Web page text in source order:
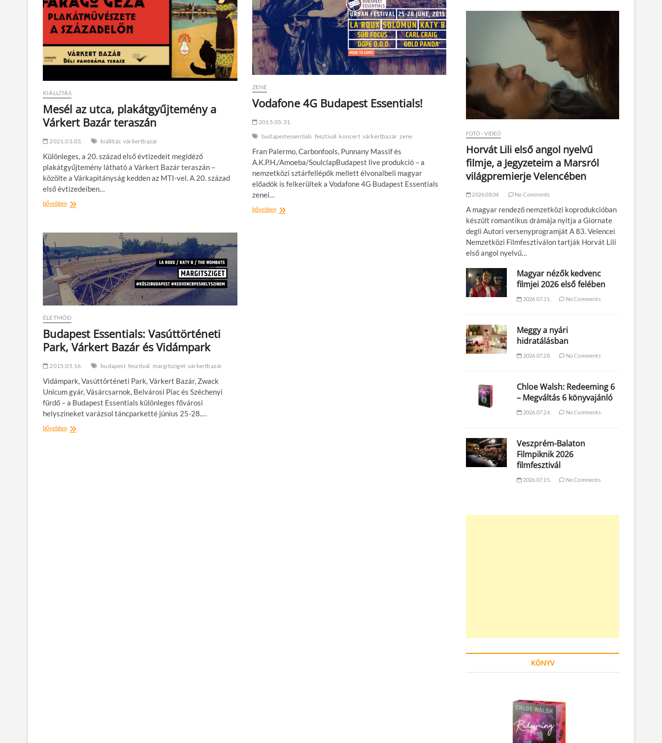
KIÁLLÍTÁS
Mesél az utca, plakátgyűjtemény a
Várkert Bazár teraszán
2021.03.03. kiállítás várkertbazár
Különleges, a 20. század első évtizedeit megidéző
plakátgyűjtemény látható a Várkert Bazár teraszán –
közölte a Várkapitányság kedden az MTI-vel. A 20. század
első évtizedeiben…
bővebbenMesél
Várkert
Bazár
teraszán
ZENE
Vodafone 4G Budapest Essentials!
2015.05.31.
budapestessentials fesztivál koncert várkertbazár zene
Fran Palermo, Carbonfools, Punnany Massif és
A.K.P.H./Amoeba/SoulclapBudapest live produkció – a
nemzetközi sztárfellépők mellett élvonalbeli magyar
előadók is felkerültek a Vodafone 4G Budapest Essentials
zenei…
bővebbenVodafone
ÉLETMÓD
Budapest Essentials: Vasúttörténeti
Park, Várkert Bazár és Vidámpark
2015.05.16. budapest fesztivál margitsziget várkertbazár
Vidámpark, Vasúttörténeti Park, Várkert Bazár, Zwack
Unicum gyár, Vásárcsarnok, Belvárosi Piac és Széchenyi
fürdő – a Budapest Essentials különleges fővárosi
helyszíneket varázsol táncparketté június 25-28.…
bővebbenBudapest
FOTÓ - VIDEÓ
Horvát Lili első angol nyelvű
filmje, a Jegyzeteim a Marsról
világpremierje Velencében
2026.08.04. No Comments
A magyar rendező nemzetközi koprodukcióban
készült romantikus drámája nyitja a Giornate
degli Autori versenyprogramját A 83. Velencei
Nemzetközi Filmfesztiválon tartják Horvát Lili
első angol nyelvű…
Magyar nézők kedvenc
filmjei 2026 első felében
2026.07.31. No Comments
Meggy a nyári
hidratálásban
2026.07.28. No Comments
Chloe Walsh: Redeeming 6
– Megváltás 6 könyvajánló
2026.07.24. No Comments
Veszprém-Balaton
Filmpiknik 2026
filmfesztivál
2026.07.15. No Comments
KÖNYV